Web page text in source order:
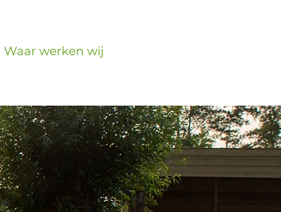
Waar werken wij